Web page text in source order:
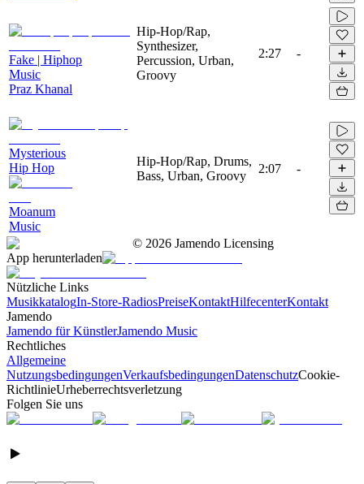
Fake | Hiphop
Music
Praz Khanal
Hip-Hop/Rap,
Synthesizer,
Percussion, Urban,
Groovy
2:27 -
Mysterious
Hip Hop
Moanum
Music
Hip-Hop/Rap, Drums,
Bass, Urban, Groovy
2:07 -
© 2026 Jamendo Licensing
App herunterladen
Nützliche Links
MusikkatalogIn-Store-RadiosPreiseKontaktHilfecenterKontakt
Jamendo
Jamendo für KünstlerJamendo Music
Rechtliches
Allgemeine
NutzungsbedingungenVerkaufsbedingungenDatenschutzCookie-
RichtlinieUrheberrechtsverletzung
Folgen Sie uns